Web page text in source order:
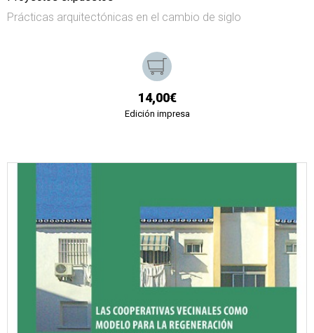
Prácticas arquitectónicas en el cambio de siglo
14,00€
Edición impresa